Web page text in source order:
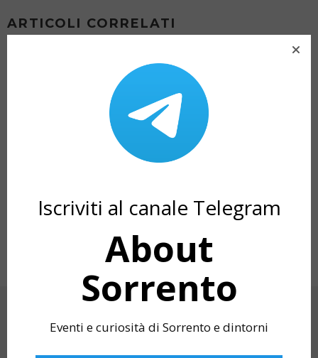
ARTICOLI CORRELATI
LE
Iscriviti al canale Telegram
About
Sorrento
Eventi e curiosità di Sorrento e dintorni